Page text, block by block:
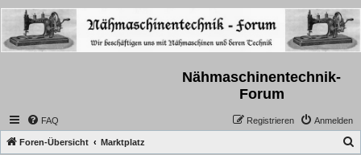
Nähmaschinentechnik-
Forum
FAQ Anmelden
Registrieren
Foren-Übersicht Marktplatz